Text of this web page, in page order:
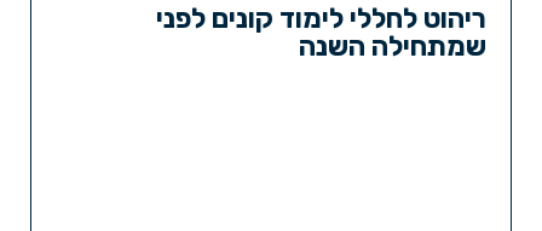
ריהוט לחללי לימוד קונים לפני
שמתחילה השנה